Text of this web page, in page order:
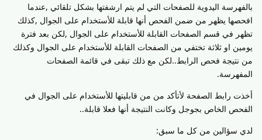
بالفهرسة اليدوية للصفحات التي لم يتم ارشفتها بشكل تلقائي ,عندما
افحصها يظهر من ضمن الفحص أنها قابلة للأستخدام على الجوال ,كذلك
تظهر في قسم الصفحات القابلة للأستخدام على الجوال ,لكن بعد فترة
يومين او ثلاثة تختفي من الصفحات القابلة للأستخدام على الجوال وكذلك
من نتيجة فحص الرابط..لكن مع ذلك تبقى في قائمة الصفحات
المفهرسة.
أخذت رابط الصفحة لأتأكد من من قابليتها للأستخدام على الجوال في
الفحص الخاص بجوجل وكانت النتيجة أنها فعلا قابلة..
لدي سؤالين من كل ما سبق: